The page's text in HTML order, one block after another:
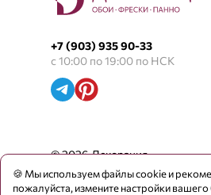
+7 (903) 935 90-33
с 10:00 по 19:00 по НСК
© 2026 Декорация
🍪 Мы используем файлы cookie и
пожалуйста, измените настройки вашего